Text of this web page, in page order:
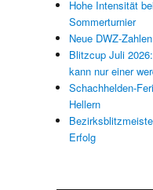
Hohe Intensität
Sommerturnier
Neue DWZ-
Blitzcup Juli
kann nur einer
Schachhelden-
Hellern
Erfolg